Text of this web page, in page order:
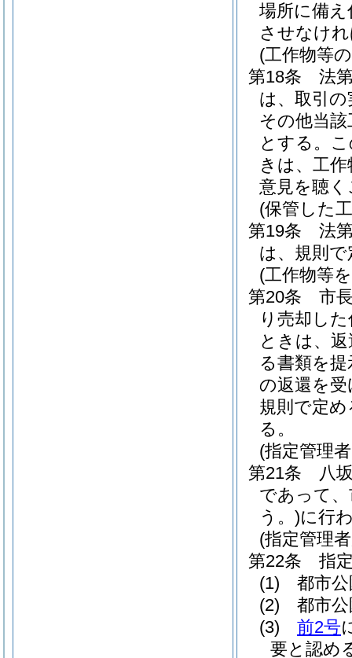
場所に備
させなけ
(工作物等
第18条
法
は、取引
その他当
とする。
きは、工
意見を聴
(保管した
第19条
法
は、規則
(工作物等
第20条
市
り売却し
ときは、
る書類を
の返還を
規則で定
る。
(指定管理
第21条
八
であって
う。)に行
(指定管理
第22条
指
(1)
都市
(2)
都市
(3)
前2号
要と認め